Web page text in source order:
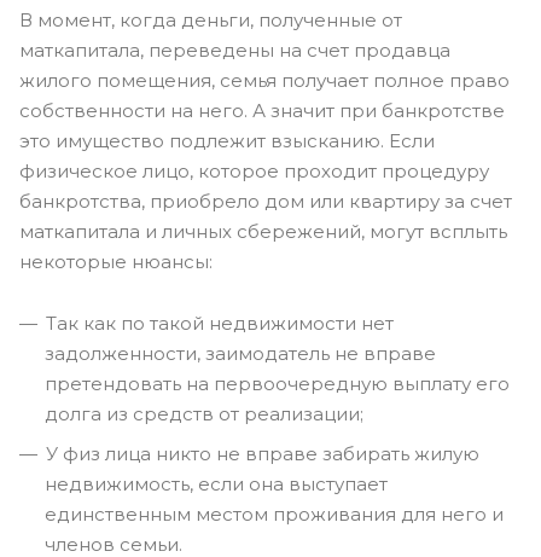
В момент, когда деньги, полученные от
маткапитала, переведены на счет продавца
жилого помещения, семья получает полное право
собственности на него. А значит при банкротстве
это имущество подлежит взысканию. Если
физическое лицо, которое проходит процедуру
банкротства, приобрело дом или квартиру за счет
маткапитала и личных сбережений, могут всплыть
некоторые нюансы:
Так как по такой недвижимости нет
задолженности, заимодатель не вправе
претендовать на первоочередную выплату его
долга из средств от реализации;
У физ лица никто не вправе забирать жилую
недвижимость, если она выступает
единственным местом проживания для него и
членов семьи.